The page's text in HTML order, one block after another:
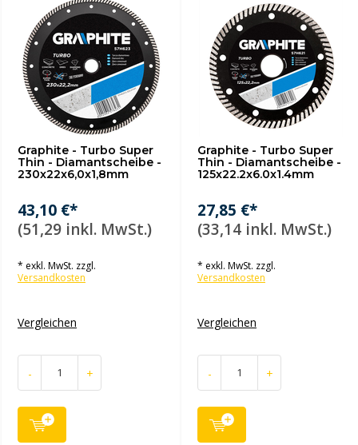
Graphite - Turbo Super
Thin - Diamantscheibe -
230x22x6,0x1,8mm
43,10 €*
(51,29 inkl. MwSt.)
* exkl. MwSt. zzgl.
Versandkosten
Vergleichen
- +
Graphite - Turbo Super
Thin - Diamantscheibe -
125x22.2x6.0x1.4mm
27,85 €*
(33,14 inkl. MwSt.)
* exkl. MwSt. zzgl.
Versandkosten
Vergleichen
- +